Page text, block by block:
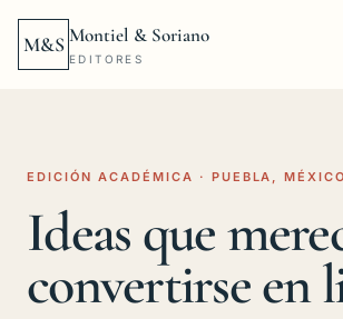
M&S Montiel & Soriano
EDITORES
EDICIÓN ACADÉMICA · PUEBLA, MÉXICO
Ideas que
convertirse en